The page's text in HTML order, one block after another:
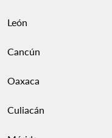
León
Cancún
Oaxaca
Culiacán